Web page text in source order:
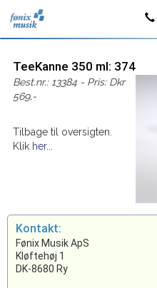
TeeKanne 350 ml: 374
Best.nr.: 13384 - Pris: Dkr
569,-
Tilbage til oversigten.
Klik her...
Kontakt:
Fønix Musik ApS
Kløftehøj 1
DK-8680 Ry